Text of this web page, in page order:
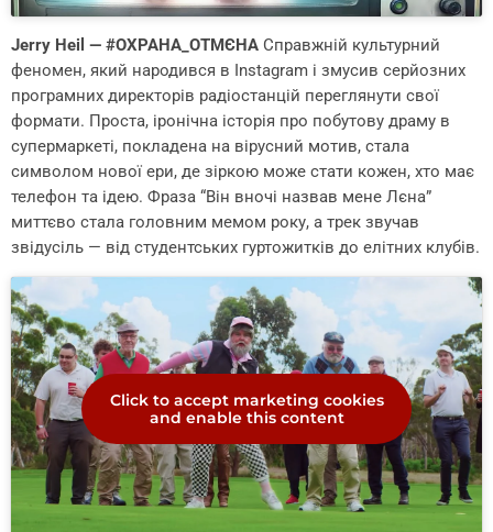
Jerry Heil — #ОХРАНА_ОТМЄНА Справжній культурний
феномен, який народився в Instagram і змусив серйозних
програмних директорів радіостанцій переглянути свої
формати. Проста, іронічна історія про побутову драму в
супермаркеті, покладена на вірусний мотив, стала
символом нової ери, де зіркою може стати кожен, хто має
телефон та ідею. Фраза “Він вночі назвав мене Лєна”
миттєво стала головним мемом року, а трек звучав
звідусіль — від студентських гуртожитків до елітних клубів.
Click to accept marketing cookies
and enable this content